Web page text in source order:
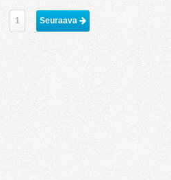
1 Seuraava